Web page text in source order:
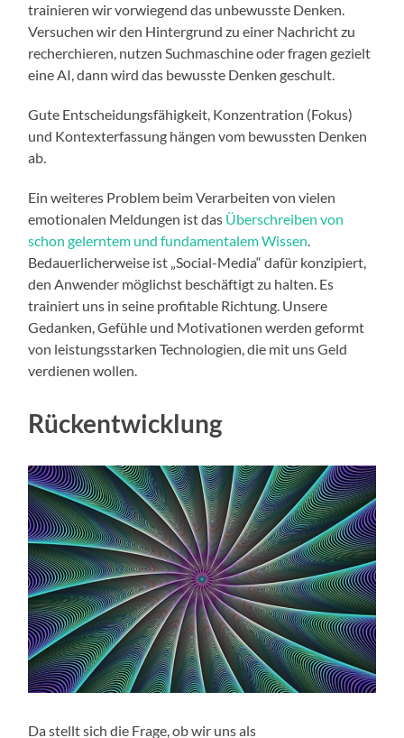
trainieren wir vorwiegend das unbewusste Denken.
Versuchen wir den Hintergrund zu einer Nachricht zu
recherchieren, nutzen Suchmaschine oder fragen gezielt
eine AI, dann wird das bewusste Denken geschult.
Gute Entscheidungsfähigkeit, Konzentration (Fokus)
und Kontexterfassung hängen vom bewussten Denken
ab.
Ein weiteres Problem beim Verarbeiten von vielen
emotionalen Meldungen ist das Überschreiben von
schon gelerntem und fundamentalem Wissen.
Bedauerlicherweise ist „Social-Media“ dafür konzipiert,
den Anwender möglichst beschäftigt zu halten. Es
trainiert uns in seine profitable Richtung. Unsere
Gedanken, Gefühle und Motivationen werden geformt
von leistungsstarken Technologien, die mit uns Geld
verdienen wollen.
Rückentwicklung
Da stellt sich die Frage, ob wir uns als